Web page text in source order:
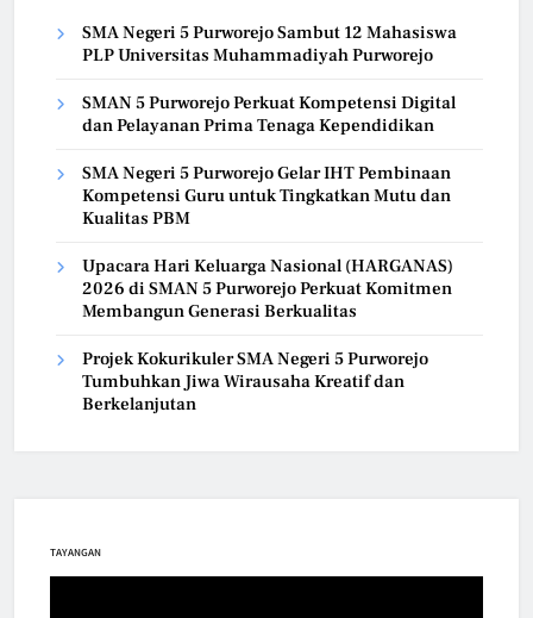
SMA Negeri 5 Purworejo Sambut 12 Mahasiswa
PLP Universitas Muhammadiyah Purworejo
SMAN 5 Purworejo Perkuat Kompetensi Digital
dan Pelayanan Prima Tenaga Kependidikan
SMA Negeri 5 Purworejo Gelar IHT Pembinaan
Kompetensi Guru untuk Tingkatkan Mutu dan
Kualitas PBM
Upacara Hari Keluarga Nasional (HARGANAS)
2026 di SMAN 5 Purworejo Perkuat Komitmen
Membangun Generasi Berkualitas
Projek Kokurikuler SMA Negeri 5 Purworejo
Tumbuhkan Jiwa Wirausaha Kreatif dan
Berkelanjutan
TAYANGAN